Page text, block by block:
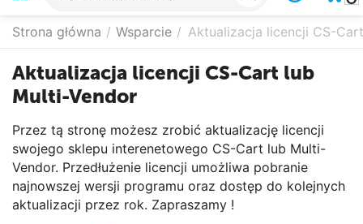
Strona główna / Wsparcie / Aktualizacja licencji CS-
Aktualizacja licencji CS-Cart lub
Multi-Vendor
Przez tą stronę możesz zrobić aktualizację licencji
swojego sklepu interenetowego CS-Cart lub Multi-
Vendor. Przedłużenie licencji umożliwa pobranie
najnowszej wersji programu oraz dostęp do kolejnych
aktualizacji przez rok. Zapraszamy !